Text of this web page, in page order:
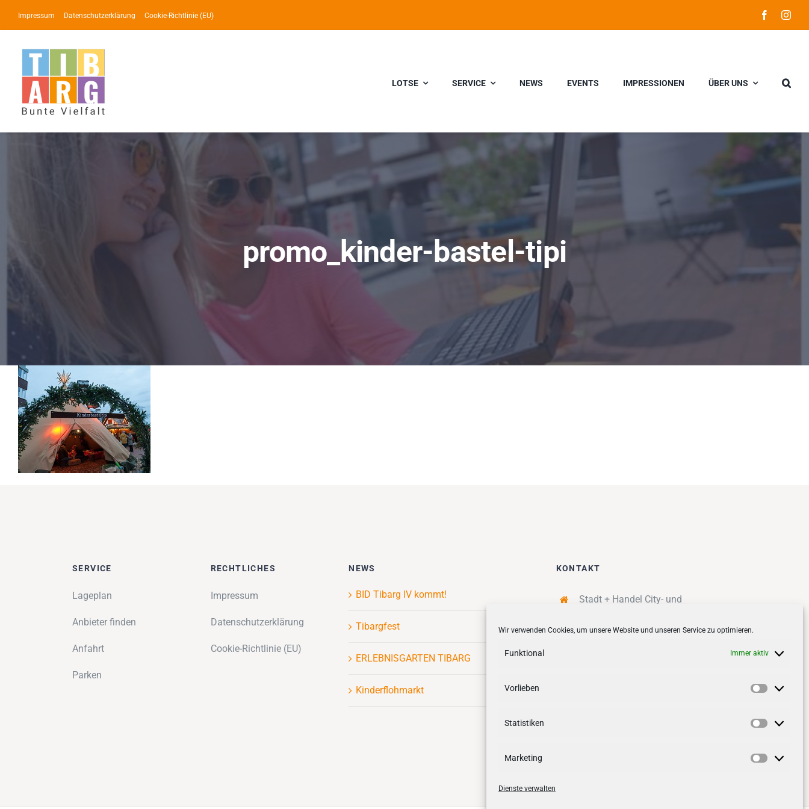
Wir verwenden Cookies, um unsere Website und unseren Service zu optimieren.
Funktional Immer aktiv
Vorlieben
Statistiken
Marketing
Dienste verwalten
Inhalt
springen
Impressum Datenschutzerklärung Cookie-Richtlinie (EU)
LOTSE SERVICE NEWS EVENTS IMPRESSIONEN ÜBER UNS
promo_kinder-bastel-tipi
SERVICE
Lageplan
Anbieter finden
Anfahrt
Parken
RECHTLICHES
Impressum
Datenschutzerklärung
Cookie-Richtlinie (EU)
NEWS
BID Tibarg IV kommt!
Tibargfest
ERLEBNISGARTEN TIBARG
Kinderflohmarkt
KONTAKT
Stadt + Handel City- und
Quartiersmanagement